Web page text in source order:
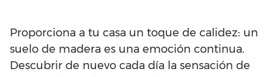
Proporciona a tu casa un toque de calidez: un
suelo de madera es una emoción continua.
Descubrir de nuevo cada día la sensación de